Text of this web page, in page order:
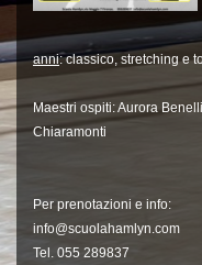
anni: classico, stretching e
Maestri ospiti: Aurora
Chiaramonti
Per prenotazioni e info:
info@scuolahamlyn.com
Tel. 055 289837